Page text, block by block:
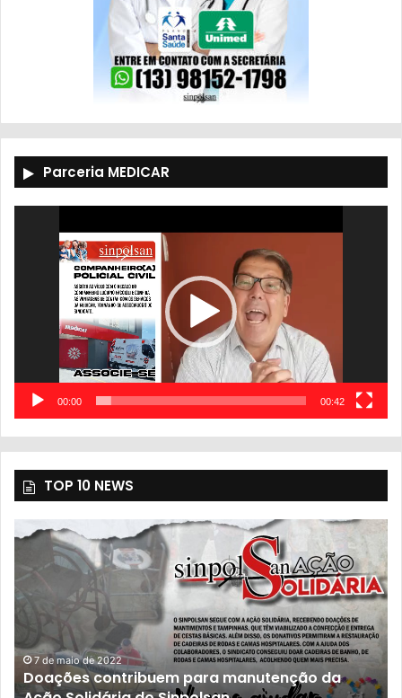
Parceria MEDICAR
00:00 00:42
TOP 10 NEWS
7 de maio de 2022
Doações contribuem para manutenção da